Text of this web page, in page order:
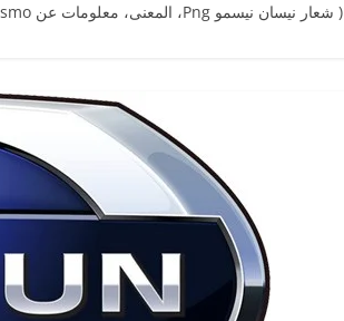
( شعار نيسان نيسموPng ‎، المعنى، معلومات عن Nissan Nismo)